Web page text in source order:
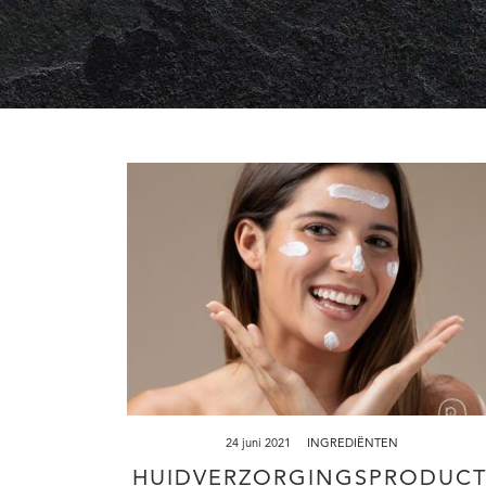
24 juni 2021 INGREDIËNTEN